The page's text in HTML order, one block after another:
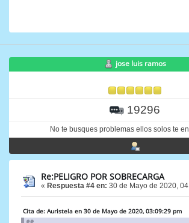
jose luis ramos
19296
No te busques problemas ellos solos te
Re:PELIGRO POR SOBRECARGA
« Respuesta #4 en: 30 de Mayo de 2020,
Cita de: Auristela en 30 de Mayo de 2020, 03:09:29 pm